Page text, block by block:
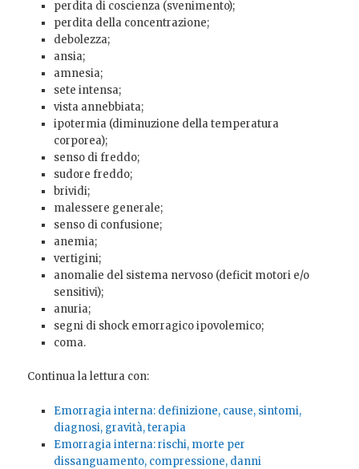
perdita di coscienza (svenimento);
perdita della concentrazione;
debolezza;
ansia;
amnesia;
sete intensa;
vista annebbiata;
ipotermia (diminuzione della temperatura
corporea);
senso di freddo;
sudore freddo;
brividi;
malessere generale;
senso di confusione;
anemia;
vertigini;
anomalie del sistema nervoso (deficit motori e/o
sensitivi);
anuria;
segni di shock emorragico ipovolemico;
coma.
Continua la lettura con:
Emorragia interna: definizione, cause, sintomi,
diagnosi, gravità, terapia
Emorragia interna: rischi, morte per
dissanguamento, compressione, danni